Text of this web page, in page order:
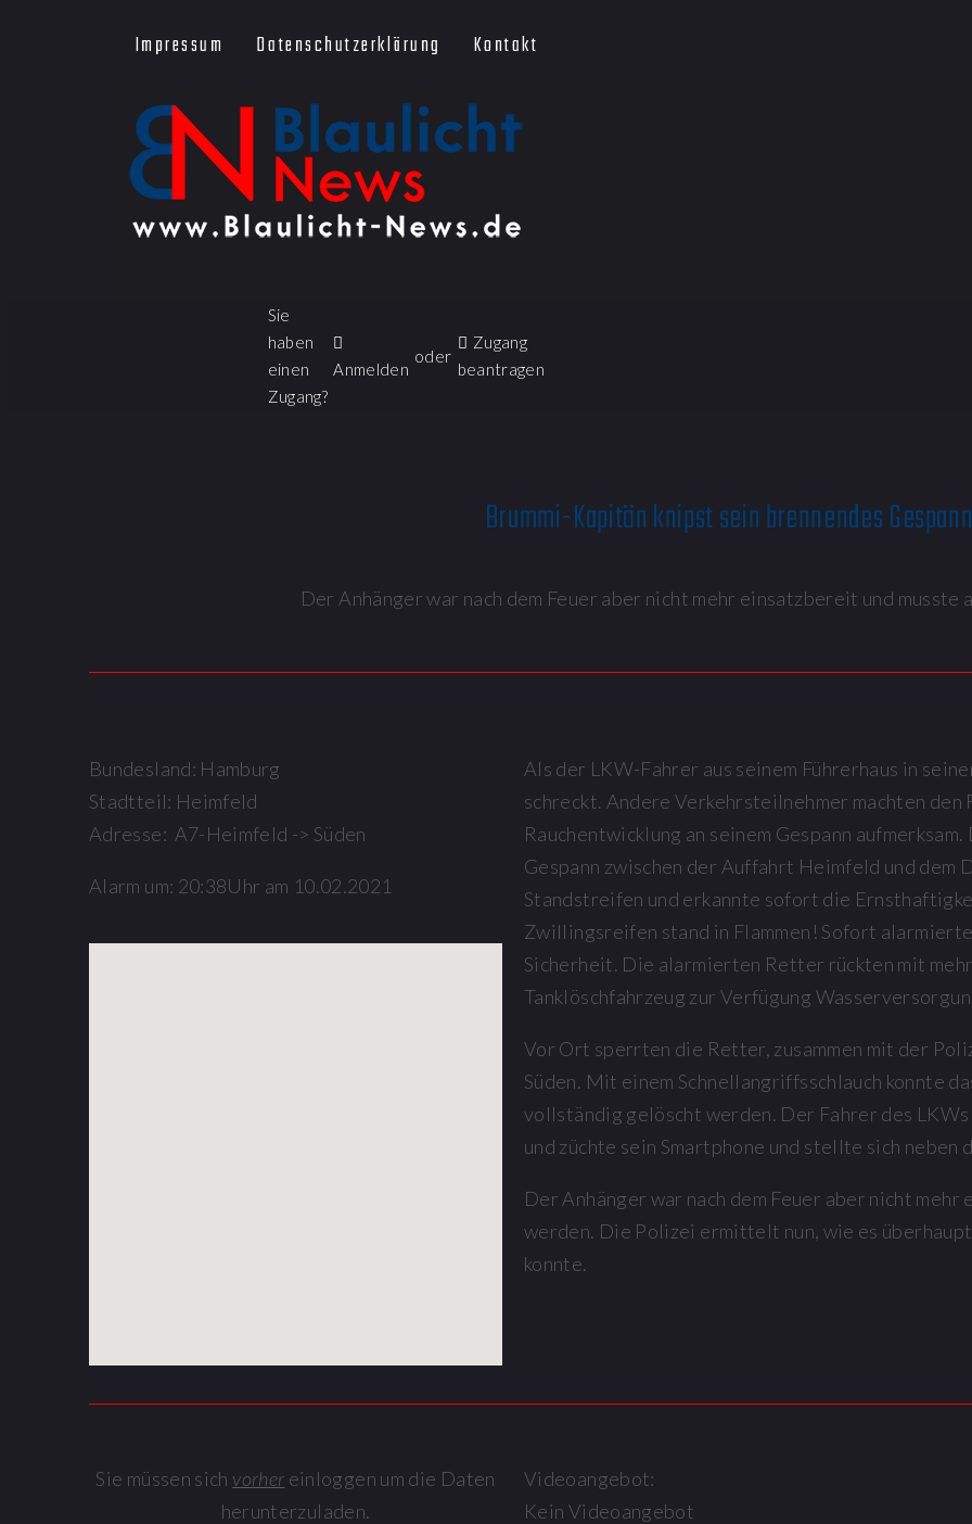
Impressum Datenschutzerklärung Kontakt
Sie
haben
einen
Zugang?
Anmelden
oder
Zugang
beantragen
Brummi-Kapitän knipst sein brennendes Gespann
Der Anhänger war nach dem Feuer aber nicht mehr einsatzbereit und musste
Bundesland: Hamburg
Stadtteil: Heimfeld
Adresse: A7-Heimfeld -> Süden
Alarm um: 20:38Uhr am 10.02.2021
Als der LKW-Fahrer aus seinem Führerhaus in
schreckt. Andere Verkehrsteilnehmer machten
Rauchentwicklung an seinem Gespann
Gespann zwischen der Auffahrt Heimfeld und dem
Standstreifen und erkannte sofort die
Zwillingsreifen stand in Flammen! Sofort
Sicherheit. Die alarmierten Retter rückten mit
Tanklöschfahrzeug zur Verfügung
Vor Ort sperrten die Retter, zusammen mit der
Süden. Mit einem Schnellangriffsschlauch konnte
vollständig gelöscht werden. Der Fahrer des
und züchte sein Smartphone und stellte sich neben
Der Anhänger war nach dem Feuer aber nicht
werden. Die Polizei ermittelt nun, wie es überhaupt
konnte.
Sie müssen sich vorher einloggen um die Daten
herunterzuladen.
Videoangebot:
Kein Videoangebot